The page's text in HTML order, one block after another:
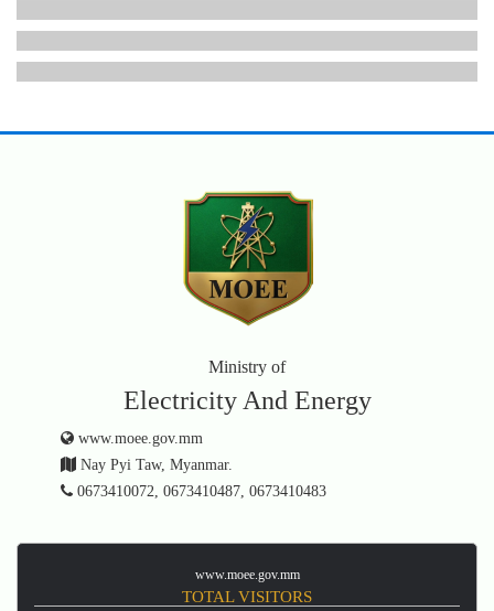
Ministry of
Electricity And Energy
www.moee.gov.mm
Nay Pyi Taw, Myanmar.
0673410072, 0673410487, 0673410483
www.moee.gov.mm
TOTAL VISITORS